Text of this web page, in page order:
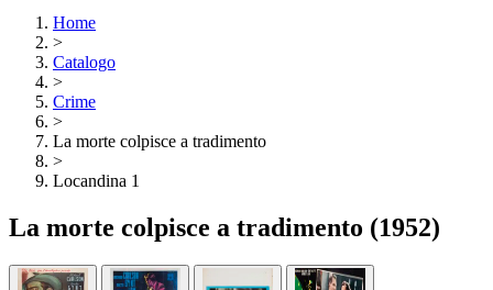
Home
>
Catalogo
>
Crime
>
La morte colpisce a tradimento
>
Locandina 1
La morte colpisce a tradimento (1952)